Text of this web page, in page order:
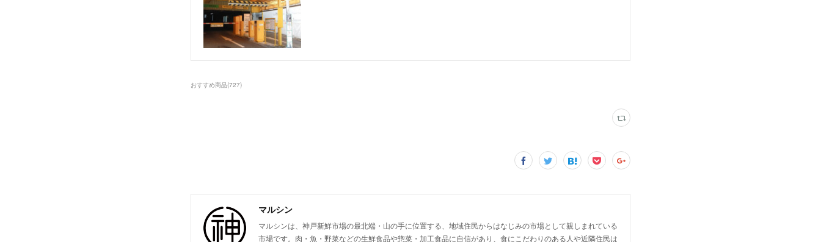
おすすめ商品(727)
マルシン
マルシンは、神戸新鮮市場の最北端・山の手に位置する、地域住民からはなじみの市場として親しまれている
市場です。肉・魚・野菜などの生鮮食品や惣菜・加工食品に自信があり、食にこだわりのある人や近隣住民は